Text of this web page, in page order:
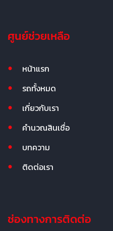
ศูนย์ช่วยเหลือ
หน้าแรก
รถทั้งหมด
เกี่ยวกับเรา
คำนวณสินเชื่อ
บทความ
ติดต่อเรา
ช่องทางการติดต่อ